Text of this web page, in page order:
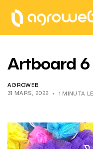
Artboard 6
AGROWEB
31 MARS, 2022
1 MINUTA